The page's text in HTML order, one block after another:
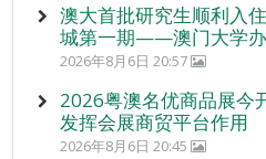
澳大首批研究生顺利入
城第一期——澳门大学办
2026年8月6日 20:57
2026粤澳名优商品展今
发挥会展商贸平台作用
2026年8月6日 20:45